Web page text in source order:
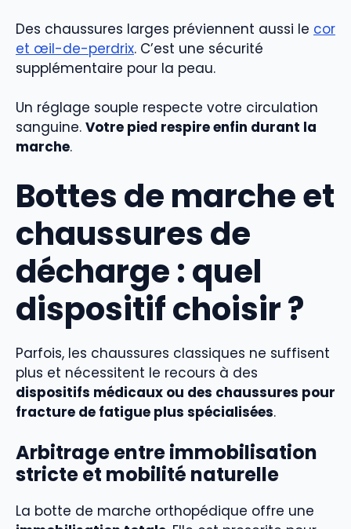
Des chaussures larges préviennent aussi le cor
et œil-de-perdrix. C’est une sécurité
supplémentaire pour la peau.
Un réglage souple respecte votre circulation
sanguine. Votre pied respire enfin durant la
marche.
Bottes de marche et
chaussures de
décharge : quel
dispositif choisir ?
Parfois, les chaussures classiques ne suffisent
plus et nécessitent le recours à des
dispositifs médicaux ou des chaussures pour
fracture de fatigue plus spécialisées.
Arbitrage entre immobilisation
stricte et mobilité naturelle
La botte de marche orthopédique offre une